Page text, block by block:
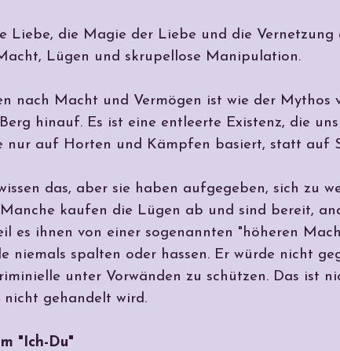
Liebe, die Magie der Liebe und die
Lügen und skrupellose Manipulation.
nach Macht und Vermögen ist wie der Mythos
hinauf. Es ist eine entleerte Existenz, die
nur auf Horten und Kämpfen basiert, statt auf
das, aber sie haben aufgegeben, sich zu
kaufen die Lügen ab und sind bereit,
es ihnen von einer sogenannten "höheren
niemals spalten oder hassen. Er würde nicht
unter Vorwänden zu schützen. Das ist
nicht gehandelt wird.
"Ich-Du"